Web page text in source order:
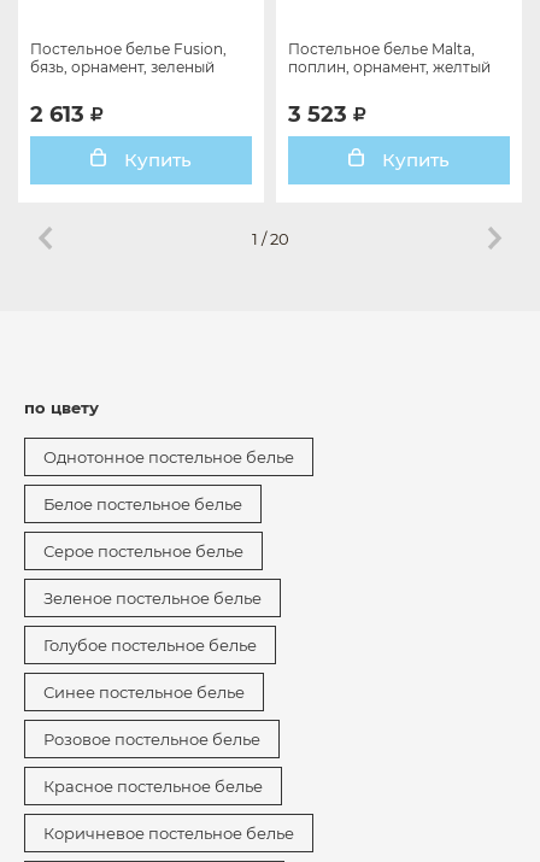
Постельное белье Fusion,
бязь, орнамент, зеленый
2 613
Купить
Постельное белье Malta,
поплин, орнамент, желтый
3 523
Купить
1 /20
по цвету
Однотонное постельное белье
Белое постельное белье
Серое постельное белье
Зеленое постельное белье
Голубое постельное белье
Синее постельное белье
Розовое постельное белье
Красное постельное белье
Коричневое постельное белье